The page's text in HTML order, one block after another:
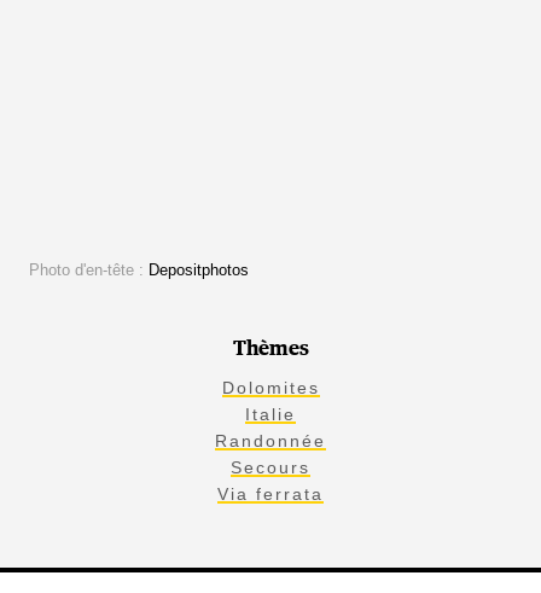
Photo d'en-tête : Depositphotos
Thèmes
Dolomites
Italie
Randonnée
Secours
Via ferrata